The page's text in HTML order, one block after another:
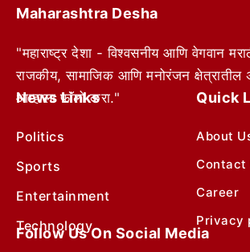
Maharashtra Desha
"महाराष्ट्र देशा - विश्वसनीय आणि वेगवान
राजकीय, सामाजिक आणि मनोरंजन क्षेत्रातील
आम्हाला फॉलो करा."
News Links
Politics
Sports
Entertainment
Technology
Quick
About
Contact
Career
Privacy
Follow Us On Social Media